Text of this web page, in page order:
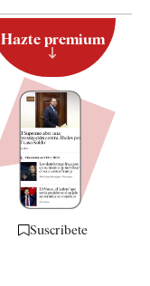
Hazte premium
Suscríbete